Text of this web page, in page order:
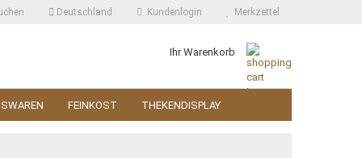
Deutschland Kundenlogin Merkzettel
Ihr Warenkorb
FEINKOST THEKENDISPLAY